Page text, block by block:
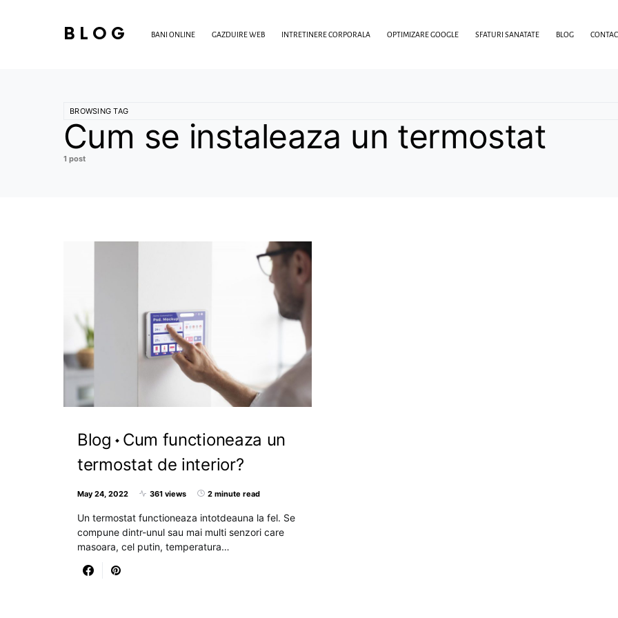
BLOG BANI ONLINE GAZDUIRE WEB INTRETINERE CORPORALA OPTIMIZARE GOOGLE SFATURI SANATATE BLOG
BROWSING TAG
Cum se instaleaza un termostat
1 post
Blog
Cum functioneaza un
termostat de interior?
May 24, 2022 361 views 2 minute read
Un termostat functioneaza intotdeauna la fel. Se
compune dintr-unul sau mai multi senzori care
masoara, cel putin, temperatura…